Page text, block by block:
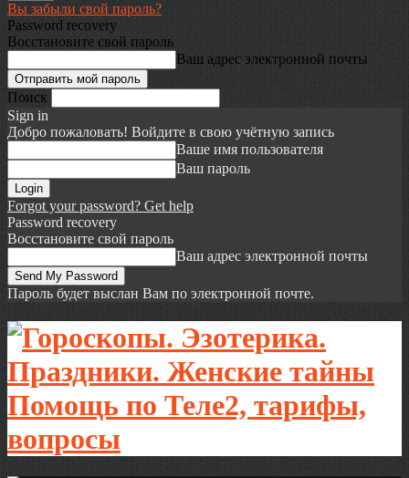
Вы забыли свой пароль?
Password recovery
Восстановите свой пароль
Ваш адрес электронной почты
Поиск
Sign in
Добро пожаловать! Войдите в свою учётную запись
Ваше имя пользователя
Ваш пароль
Forgot your password? Get help
Password recovery
Восстановите свой пароль
Ваш адрес электронной почты
Пароль будет выслан Вам по электронной почте.
Помощь по Теле2, тарифы,
вопросы